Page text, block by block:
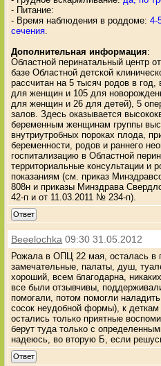
- Питание:
- Время наблюдения в роддоме:4-
сечения
Дополнительная информация:
Областной перинатальный центр
базе Областной детской
рассчитан на 5 тысяч родов в год,
для женщин и 105 для
для женщин и 26 для детей), 5
залов. Здесь оказывается
беременным женщинам группы
внутриутробных пороках плода,
беременности, родов и раннего
госпитализацию в Областной
территориальные консультации и
показаниям (см. приказ
808н и приказы Минздрава
42-п и от 11.03.2011 № 234-п).
Ответ
Beeelochka 09:30 31.05.2012
Рожала в ОПЦ 22 мая, осталась в
замечательные, палаты, душ,
хороший, всем благодарна,
все были отзывчивы,
помогали, потом помогли
сосок неудобной формы), к
остались только приятные
берут туда только с
надеюсь, во вторую Б, если
Ответ